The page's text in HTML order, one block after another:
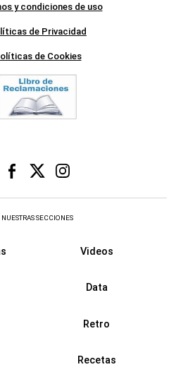
y condiciones de uso
de Privacidad
de Cookies
NUESTRAS SECCIONES
Videos
Data
Retro
Recetas